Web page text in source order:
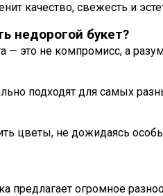
качество, свежесть и
недорогой букет?
— это не компромисс, а
подходят для самых
цветы, не дожидаясь
предлагает огромное